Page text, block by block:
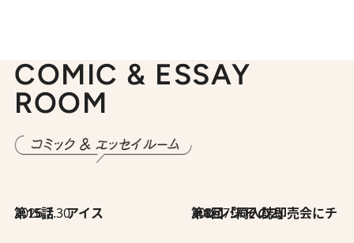
COMIC & ESSAY
ROOM
2026.7.30
第15話 アイス 2026.7.30
第8回「同人誌即売会にチャレンジ その2」